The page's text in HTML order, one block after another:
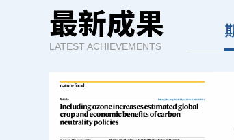
最新成果
LATEST ACHIEVEMENTS